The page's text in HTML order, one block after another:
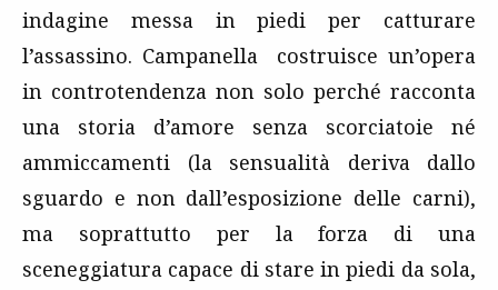
indagine messa in piedi per catturare
l’assassino. Campanella costruisce un’opera
in controtendenza non solo perché racconta
una storia d’amore senza scorciatoie né
ammiccamenti (la sensualità deriva dallo
sguardo e non dall’esposizione delle carni),
ma soprattutto per la forza di una
sceneggiatura capace di stare in piedi da sola,